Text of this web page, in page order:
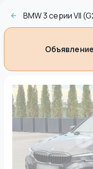
BMW 3 серии VII